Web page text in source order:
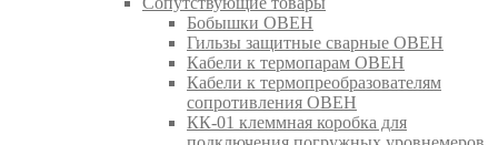
Бобышки ОВЕН
Гильзы защитные сварные ОВЕН
Кабели к термопарам ОВЕН
Кабели к термопреобразователям
сопротивления ОВЕН
КК-01 клеммная коробка для